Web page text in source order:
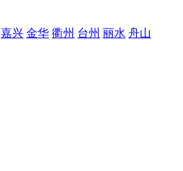
嘉兴 金华 衢州 台州 丽水 舟山